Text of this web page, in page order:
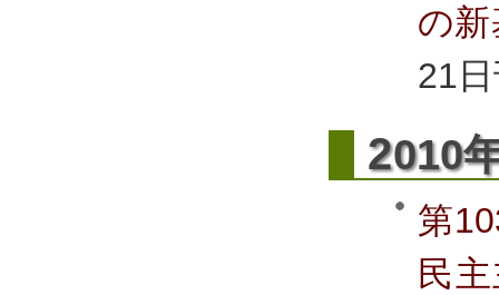
の
21
2010
第
民